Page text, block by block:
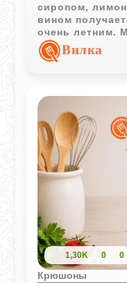
сиропом,
вином
очень летним.
напиток более
лимона хорошо
Вилка
1,30K 0 0
Крюшоны